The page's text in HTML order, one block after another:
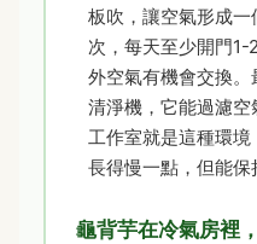
板吹，讓空氣形成
次，每天至少開門1-
外空氣有機會交換
清淨機，它能過濾
工作室就是這種環
長得慢一點，但能保
龜背芋在冷氣房裡